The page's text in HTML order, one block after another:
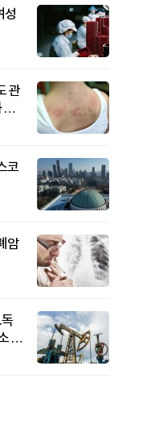
성
관
요
코
암
패